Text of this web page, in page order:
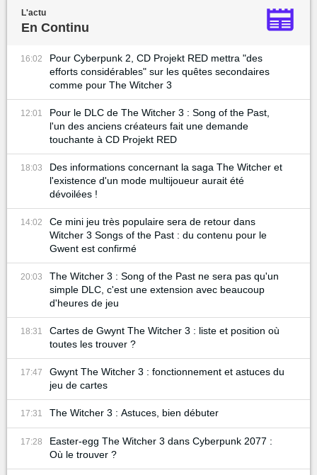
L'actu
En Continu
16:02
Pour Cyberpunk 2, CD Projekt RED mettra "des
efforts considérables" sur les quêtes secondaires
comme pour The Witcher 3
12:01
Pour le DLC de The Witcher 3 : Song of the Past,
l'un des anciens créateurs fait une demande
touchante à CD Projekt RED
18:03
Des informations concernant la saga The Witcher et
l'existence d'un mode multijoueur aurait été
dévoilées !
14:02
Ce mini jeu très populaire sera de retour dans
Witcher 3 Songs of the Past : du contenu pour le
Gwent est confirmé
20:03
The Witcher 3 : Song of the Past ne sera pas qu'un
simple DLC, c'est une extension avec beaucoup
d'heures de jeu
18:31
Cartes de Gwynt The Witcher 3 : liste et position où
toutes les trouver ?
17:47
Gwynt The Witcher 3 : fonctionnement et astuces du
jeu de cartes
17:31 The Witcher 3 : Astuces, bien débuter
17:28
Easter-egg The Witcher 3 dans Cyberpunk 2077 :
Où le trouver ?